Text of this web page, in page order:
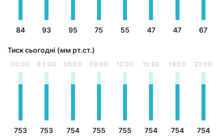
84 93 95 75 55 47 47 67
Тиск сьогодні (мм рт.ст.)
00:00
753
03:00
753
06:00
754
09:00
755
12:00
755
15:00
754
18:00
754
21:00
754